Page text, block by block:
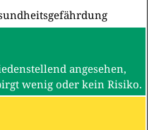
angesehen,
wenig oder kein Risiko.